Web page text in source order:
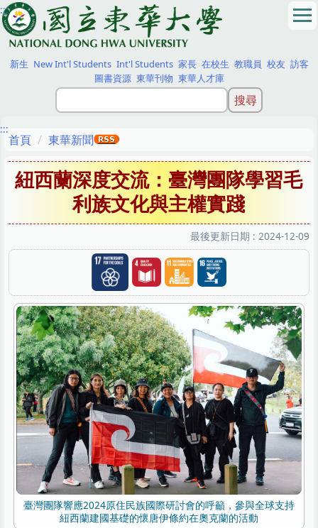
跳
到
主
要
內
:::
新生 New Int'l Students Int'l Students 家長 在校生 教職員 校友 訪客
圖書資源 東華刊物 東華人才庫
:::
首頁 東華新聞
紐西蘭深度交流：臺灣團隊學習毛
利族文化與主權實踐
最後更新日期 : 2024-12-09
臺灣團隊響應2024原住民族國際研討會的呼籲，參與全球支持
紐西蘭建國基礎的懷唐伊條約在奧克蘭的活動